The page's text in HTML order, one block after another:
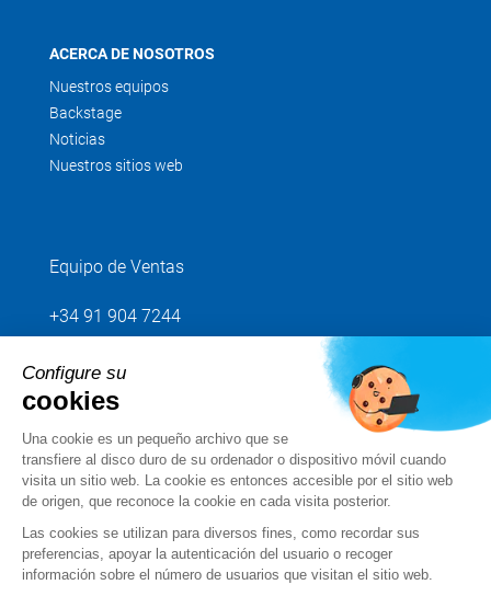
ACERCA DE NOSOTROS
Nuestros equipos
Backstage
Noticias
Nuestros sitios web
Equipo de Ventas
+34 91 904 7244
Envíenos su petición
Síganos
Configure su
cookies
Una cookie es un pequeño archivo que se
transfiere al disco duro de su ordenador o dispositivo móvil cuando
visita un sitio web. La cookie es entonces accesible por el sitio web
de origen, que reconoce la cookie en cada visita posterior.
Las cookies se utilizan para diversos fines, como recordar sus
preferencias, apoyar la autenticación del usuario o recoger
información sobre el número de usuarios que visitan el sitio web.